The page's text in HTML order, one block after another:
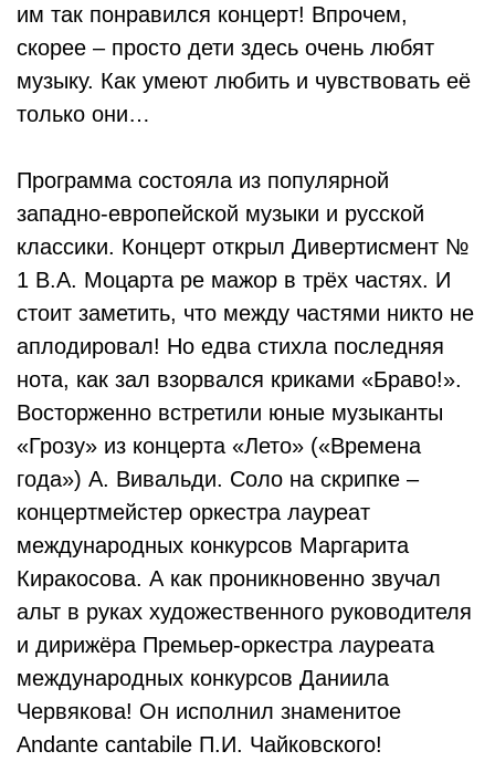
им так понравился концерт! Впрочем,
скорее – просто дети здесь очень любят
музыку. Как умеют любить и чувствовать её
только они…
Программа состояла из популярной
западно-европейской музыки и русской
классики. Концерт открыл Дивертисмент №
1 В.А. Моцарта ре мажор в трёх частях. И
стоит заметить, что между частями никто не
аплодировал! Но едва стихла последняя
нота, как зал взорвался криками «Браво!».
Восторженно встретили юные музыканты
«Грозу» из концерта «Лето» («Времена
года») А. Вивальди. Соло на скрипке –
концертмейстер оркестра лауреат
международных конкурсов Маргарита
Киракосова. А как проникновенно звучал
альт в руках художественного руководителя
и дирижёра Премьер-оркестра лауреата
международных конкурсов Даниила
Червякова! Он исполнил знаменитое
Аndante cantabile П.И. Чайковского!